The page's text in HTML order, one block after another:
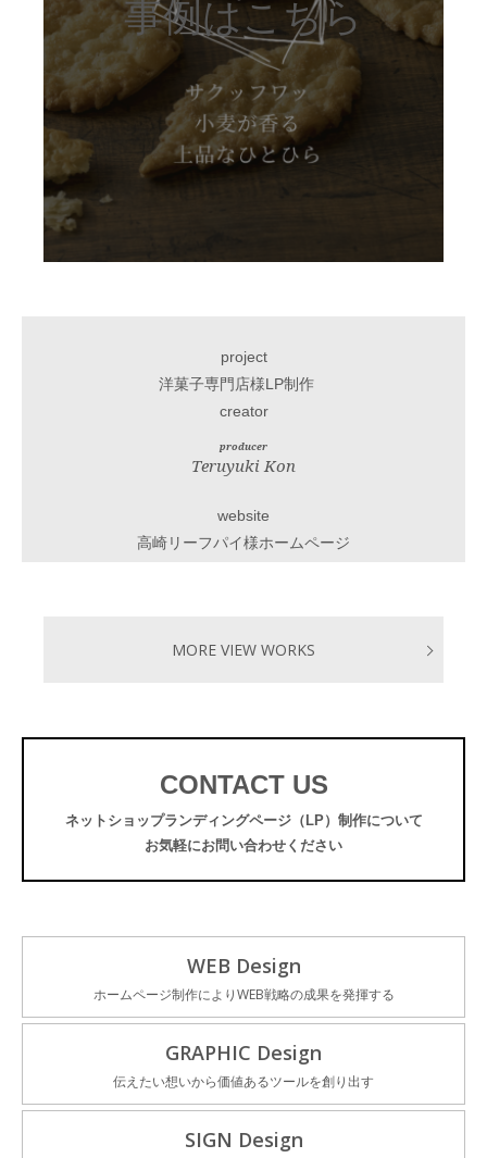
事例はこちら
project
洋菓子専門店様LP制作
creator
producer
Teruyuki Kon
website
高崎リーフパイ様ホームページ
MORE VIEW WORKS
CONTACT US
ネットショップランディングページ（LP）制作について
お気軽にお問い合わせください
WEB Design
ホームページ制作によりWEB戦略の成果を発揮する
GRAPHIC Design
伝えたい想いから価値あるツールを創り出す
SIGN Design